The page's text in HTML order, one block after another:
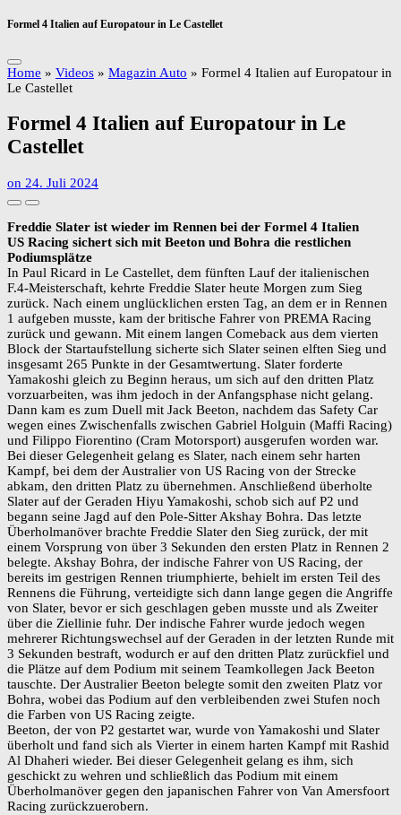
Formel 4 Italien auf Europatour in Le Castellet
Home » Videos » Magazin Auto » Formel 4 Italien auf Europatour in
Le Castellet
Formel 4 Italien auf Europatour in Le
Castellet
on 24. Juli 2024
Freddie Slater ist wieder im Rennen bei der Formel 4 Italien
US Racing sichert sich mit Beeton und Bohra die restlichen
Podiumsplätze
In Paul Ricard in Le Castellet, dem fünften Lauf der italienischen
F.4-Meisterschaft, kehrte Freddie Slater heute Morgen zum Sieg
zurück. Nach einem unglücklichen ersten Tag, an dem er in Rennen
1 aufgeben musste, kam der britische Fahrer von PREMA Racing
zurück und gewann. Mit einem langen Comeback aus dem vierten
Block der Startaufstellung sicherte sich Slater seinen elften Sieg und
insgesamt 265 Punkte in der Gesamtwertung. Slater forderte
Yamakoshi gleich zu Beginn heraus, um sich auf den dritten Platz
vorzuarbeiten, was ihm jedoch in der Anfangsphase nicht gelang.
Dann kam es zum Duell mit Jack Beeton, nachdem das Safety Car
wegen eines Zwischenfalls zwischen Gabriel Holguin (Maffi Racing)
und Filippo Fiorentino (Cram Motorsport) ausgerufen worden war.
Bei dieser Gelegenheit gelang es Slater, nach einem sehr harten
Kampf, bei dem der Australier von US Racing von der Strecke
abkam, den dritten Platz zu übernehmen. Anschließend überholte
Slater auf der Geraden Hiyu Yamakoshi, schob sich auf P2 und
begann seine Jagd auf den Pole-Sitter Akshay Bohra. Das letzte
Überholmanöver brachte Freddie Slater den Sieg zurück, der mit
einem Vorsprung von über 3 Sekunden den ersten Platz in Rennen 2
belegte. Akshay Bohra, der indische Fahrer von US Racing, der
bereits im gestrigen Rennen triumphierte, behielt im ersten Teil des
Rennens die Führung, verteidigte sich dann lange gegen die Angriffe
von Slater, bevor er sich geschlagen geben musste und als Zweiter
über die Ziellinie fuhr. Der indische Fahrer wurde jedoch wegen
mehrerer Richtungswechsel auf der Geraden in der letzten Runde mit
3 Sekunden bestraft, wodurch er auf den dritten Platz zurückfiel und
die Plätze auf dem Podium mit seinem Teamkollegen Jack Beeton
tauschte. Der Australier Beeton belegte somit den zweiten Platz vor
Bohra, wobei das Podium auf den verbleibenden zwei Stufen noch
die Farben von US Racing zeigte.
Beeton, der von P2 gestartet war, wurde von Yamakoshi und Slater
überholt und fand sich als Vierter in einem harten Kampf mit Rashid
Al Dhaheri wieder. Bei dieser Gelegenheit gelang es ihm, sich
geschickt zu wehren und schließlich das Podium mit einem
Überholmanöver gegen den japanischen Fahrer von Van Amersfoort
Racing zurückzuerobern.